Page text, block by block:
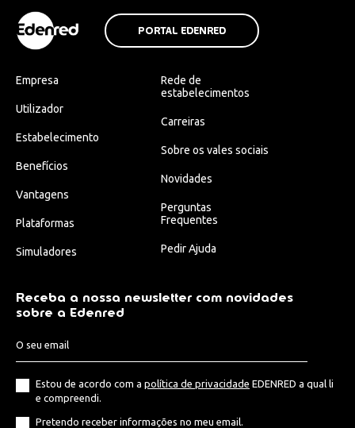
PORTAL EDENRED
Empresa
Utilizador
Estabelecimento
Benefícios
Vantagens
Plataformas
Simuladores
Rede de
estabelecimentos
Carreiras
Sobre os vales sociais
Novidades
Perguntas
Frequentes
Pedir Ajuda
Receba a nossa newsletter com novidades
sobre a Edenred
Estou de acordo com a política de privacidade EDENRED a qual li
e compreendi.
Pretendo receber informações no meu email.